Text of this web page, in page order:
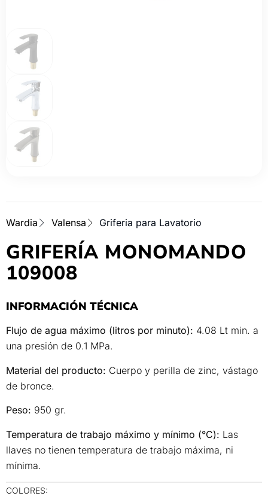
Wardia Valensa Griferia para Lavatorio
GRIFERÍA MONOMANDO
109008
INFORMACIÓN TÉCNICA
Flujo de agua máximo (litros por minuto): 4.08 Lt min. a
una presión de 0.1 MPa.
Material del producto: Cuerpo y perilla de zinc, vástago
de bronce.
Peso: 950 gr.
Temperatura de trabajo máximo y mínimo (°C): Las
llaves no tienen temperatura de trabajo máxima, ni
mínima.
COLORES: